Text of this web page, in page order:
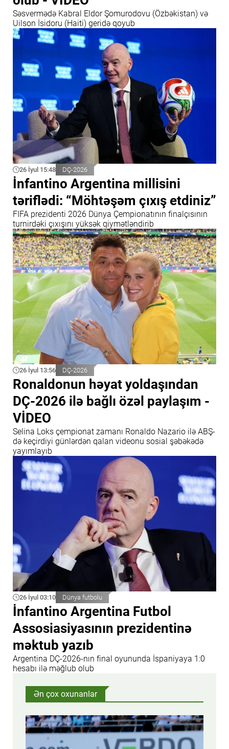
Səsvermədə Kabral Eldor Şomurodovu (Özbəkistan) və
Uilson İsidoru (Haiti) geridə qoyub
26 İyul 15:48 DÇ-2026
İnfantino Argentina millisini
təriflədi: “Möhtəşəm çıxış etdiniz”
FIFA prezidenti 2026 Dünya Çempionatının finalçısının
turnirdəki çıxışını yüksək qiymətləndirib
26 İyul 13:56 DÇ-2026
Ronaldonun həyat yoldaşından
DÇ-2026 ilə bağlı özəl paylaşım -
VİDEO
Selina Loks çempionat zamanı Ronaldo Nazario ilə ABŞ-
də keçirdiyi günlərdən qalan videonu sosial şəbəkədə
yayımlayıb
26 İyul 03:10 Dünya futbolu
İnfantino Argentina Futbol
Assosiasiyasının prezidentinə
məktub yazıb
Argentina DÇ-2026-nın final oyununda İspaniyaya 1:0
hesabı ilə məğlub olub
Ən çox oxunanlar